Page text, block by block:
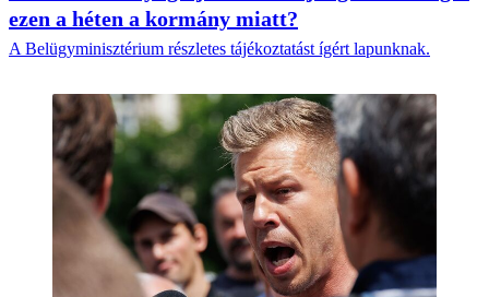
ezen a héten a kormány miatt?
A Belügyminisztérium részletes tájékoztatást ígért lapunknak.